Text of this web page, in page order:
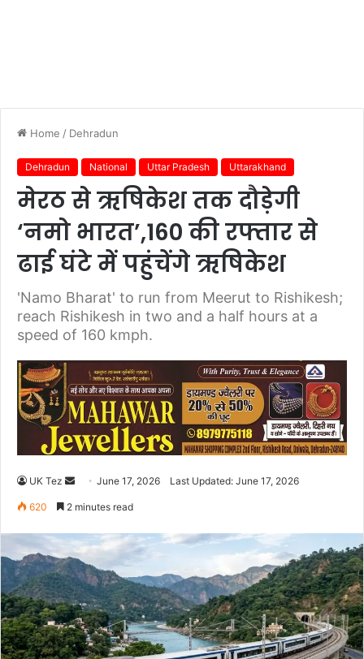
Home / Dehradun
Dehradun National Uttar Pradesh Uttarakhand
मेरठ से ऋषिकेश तक दौड़ेगी
‘नमो भारत’,160 की रफ्तार से
ढाई घंटे में पहुंचेंगे ऋषिकेश
'Namo Bharat' to run from Meerut to Rishikesh;
reach Rishikesh in two and a half hours at a
speed of 160 kmph.
UK Tez
d
a
n
e
m
a
i
June 17, 2026 Last Updated: June 17, 2026
620 2 minutes read